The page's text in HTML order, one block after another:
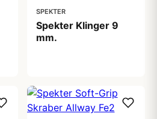
SPEKTER
Spekter Klinger 9
mm.